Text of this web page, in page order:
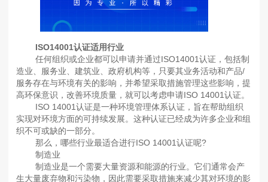
ISO14001认证适用行业
任何组织或企业都可以申请并通过ISO14001认证，包括制
造业、服务业、建筑业、政府机构等，只要其业务活动和产品/
服务存在与环境有关的影响，并希望采取措施管理这些影响，提
高环保意识，改善环境质量，就可以考虑申请ISO 14001认证。
ISO 14001认证是一种环境管理体系认证，旨在帮助组织
实现对环境方面的可持续发展。这种认证已经成为许多企业和组
织不可或缺的一部分。
那么，哪些行业最适合进行ISO 14001认证呢?
制造业
制造业是一个需要大量资源和能源的行业。它们通常会产
生大量废弃物和污染物，因此需要采取措施来减少其对环境的影